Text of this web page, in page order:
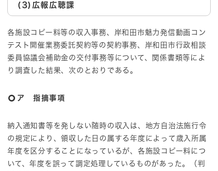
(3)広報広聴課
各施設コピー料等の収入事務、岸和田市魅力発信動画コン
テスト開催業務委託契約等の契約事務、岸和田市行政相談
委員協議会補助金の交付事務等について、関係書類等によ
り調査した結果、次のとおりである。
ア 指摘事項
納入通知書等を発しない随時の収入は、地方自治法施行令
の規定により、領収した日の属する年度によって歳入所属
年度を区分することになっているが、各施設コピー料につ
いて、年度を誤って調定処理しているものがあった。（判